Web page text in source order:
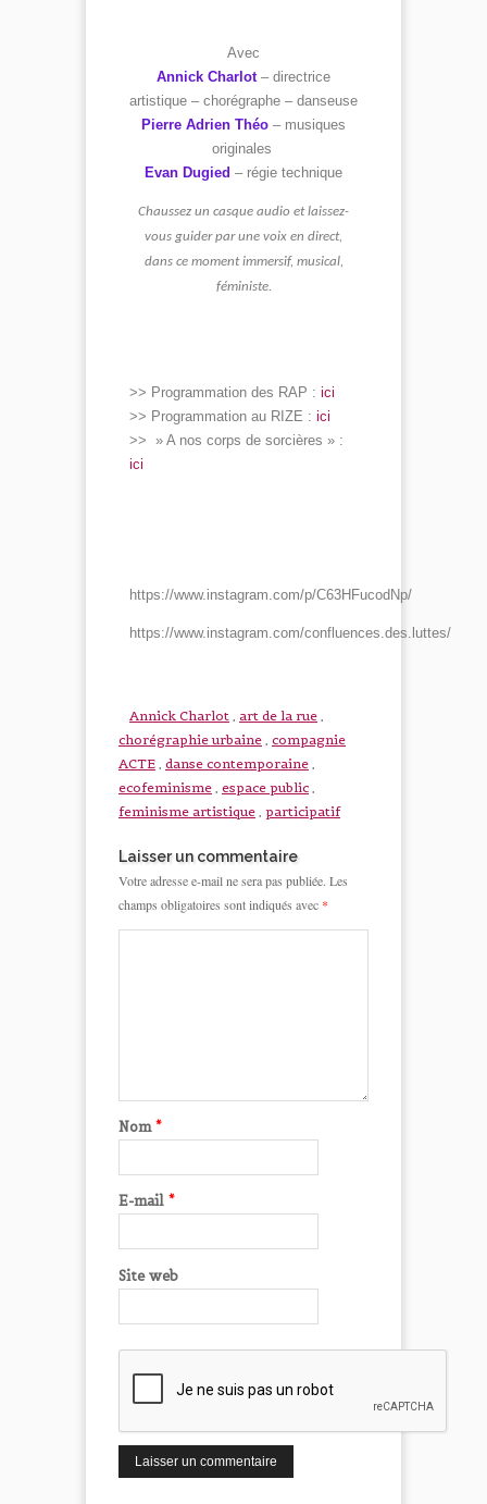
Avec
Annick Charlot – directrice
artistique – chorégraphe – danseuse
Pierre Adrien Théo – musiques
originales
Evan Dugied – régie technique
Chaussez un casque audio et laissez-
vous guider par une voix en direct,
dans ce moment immersif, musical,
féministe.
>> Programmation des RAP : ici
>> Programmation au RIZE : ici
>> » A nos corps de sorcières » :
ici
https://www.instagram.com/p/C63HFucodNp/
https://www.instagram.com/confluences.des.luttes/
Annick Charlot , art de la rue ,
chorégraphie urbaine , compagnie
ACTE , danse contemporaine ,
ecofeminisme , espace public ,
feminisme artistique , participatif
Laisser un commentaire
Votre adresse e-mail ne sera pas publiée. Les
champs obligatoires sont indiqués avec *
Nom*
E-mail *
Site web